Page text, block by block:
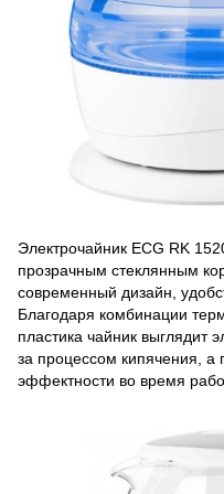
Электрочайник ECG RK
прозрачным стеклянным
современный дизайн,
Благодаря комбинации
пластика чайник выглядит
за процессом кипячения, а
эффектности во время